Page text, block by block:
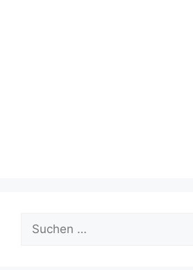
Suche
nach: